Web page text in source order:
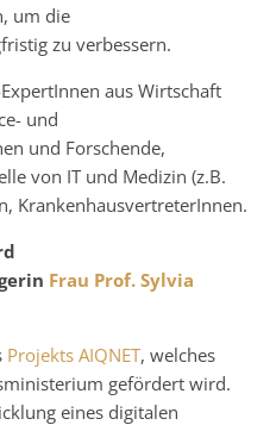
um die
zu verbessern.
aus Wirtschaft
und
und Forschende,
von IT und Medizin (z.B.
KrankenhausvertreterInnen.
Frau Prof. Sylvia
Projekts AIQNET, welches
gefördert wird.
eines digitalen